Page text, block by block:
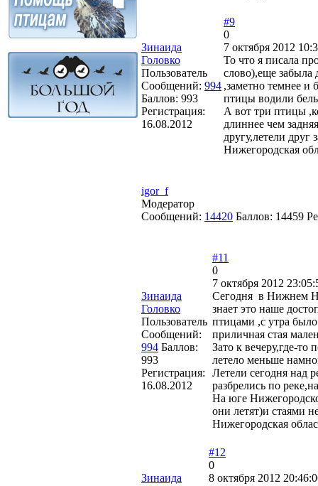
Зинаида
Головко
Пользователь
Сообщений: 994
Баллов: 993
Регистрация:
16.08.2012
#9
0
7 октября 2012
То что я писала
слово),еще забыла
,заметно темнее и
птицы водили
А вот три птицы
длиннее чем
другу,летели
Нижегородская
igor_f
Модератор
Сообщений: 14420 Баллов: 14459
Зинаида
Головко
Пользователь
Сообщений:
994 Баллов:
993
Регистрация:
16.08.2012
#11
0
7 октября 2012
Сегодня в Нижнем
знает это наше
птицами ,с утра
приличная стая
Зато к вечеру,где-то
летело меньше
Летели сегодня над
разбрелись по
На юге
они летят)и стаями
Нижегородская
Зинаида
#12
0
8 октября 2012